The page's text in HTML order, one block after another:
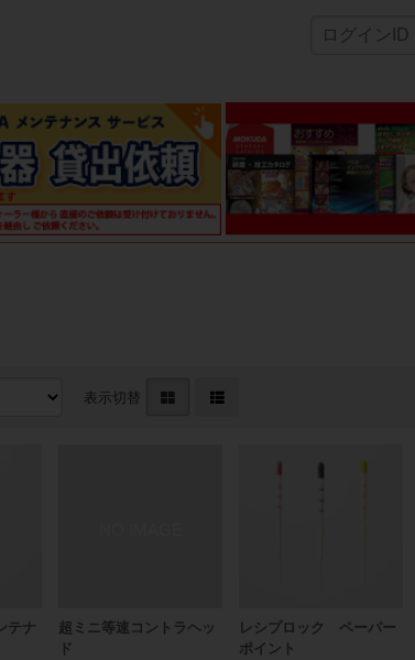
表示切替
テナ
超ミニ等速コントラヘッ
ド
レシプロック ペーパー
ポイント